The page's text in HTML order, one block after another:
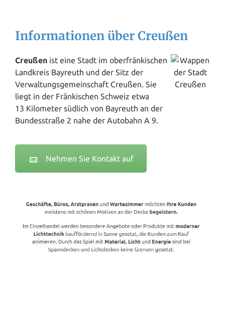
Informationen über Creußen
Creußen ist eine Stadt im oberfränkischen
Landkreis Bayreuth und der Sitz der
Verwaltungsgemeinschaft Creußen. Sie
liegt in der Fränkischen Schweiz etwa
13 Kilometer südlich von Bayreuth an der
Bundesstraße 2 nahe der Autobahn A 9.
Nehmen Sie Kontakt auf